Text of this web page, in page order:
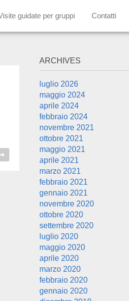
guidate per gruppi Contatti
ARCHIVES
luglio 2026
maggio 2024
aprile 2024
febbraio 2024
novembre 2021
ottobre 2021
maggio 2021
aprile 2021
marzo 2021
febbraio 2021
gennaio 2021
novembre 2020
ottobre 2020
settembre 2020
luglio 2020
maggio 2020
aprile 2020
marzo 2020
febbraio 2020
gennaio 2020